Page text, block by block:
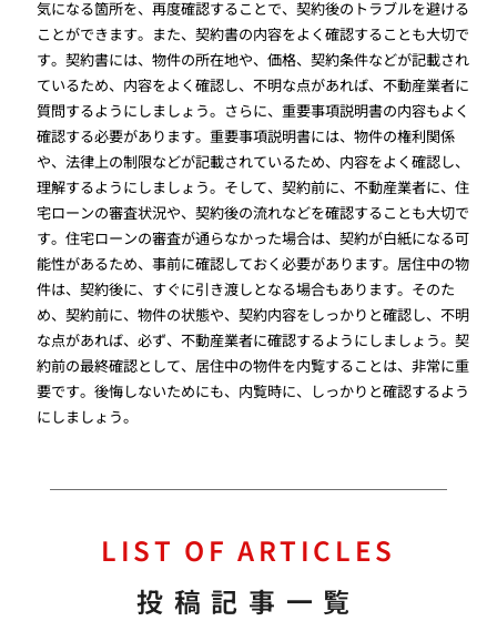
気になる箇所を、再度確認することで、契約後のトラブルを避ける
ことができます。また、契約書の内容をよく確認することも大切で
す。契約書には、物件の所在地や、価格、契約条件などが記載され
ているため、内容をよく確認し、不明な点があれば、不動産業者に
質問するようにしましょう。さらに、重要事項説明書の内容もよく
確認する必要があります。重要事項説明書には、物件の権利関係
や、法律上の制限などが記載されているため、内容をよく確認し、
理解するようにしましょう。そして、契約前に、不動産業者に、住
宅ローンの審査状況や、契約後の流れなどを確認することも大切で
す。住宅ローンの審査が通らなかった場合は、契約が白紙になる可
能性があるため、事前に確認しておく必要があります。居住中の物
件は、契約後に、すぐに引き渡しとなる場合もあります。そのた
め、契約前に、物件の状態や、契約内容をしっかりと確認し、不明
な点があれば、必ず、不動産業者に確認するようにしましょう。契
約前の最終確認として、居住中の物件を内覧することは、非常に重
要です。後悔しないためにも、内覧時に、しっかりと確認するよう
にしましょう。
LIST OF ARTICLES
投稿記事一覧